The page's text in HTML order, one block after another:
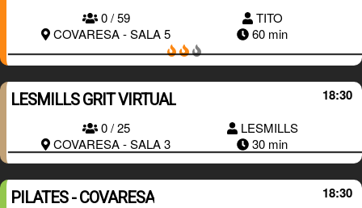
0 / 59
TITO
COVARESA - SALA 5
60 min
18:30
LESMILLS GRIT VIRTUAL
0 / 25
LESMILLS
COVARESA - SALA 3
30 min
18:30
PILATES - COVARESA